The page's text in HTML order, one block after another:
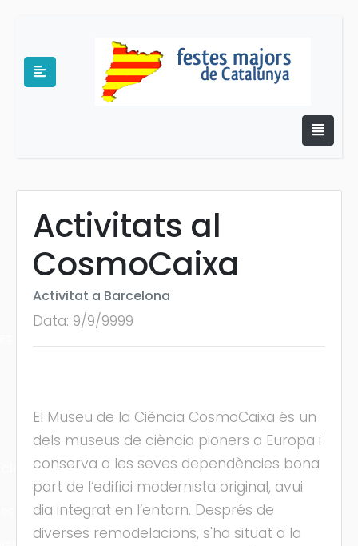
Activitats al
CosmoCaixa
Activitat a Barcelona
Data: 9/9/9999
El Museu de la Ciència CosmoCaixa és un
dels museus de ciència pioners a Europa i
conserva a les seves dependències bona
part de l‘edifici modernista original, avui
dia integrat en l’entorn. Després de
diverses remodelacions, s'ha situat a la